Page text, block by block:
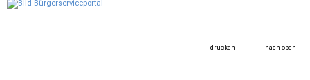
drucken nach oben